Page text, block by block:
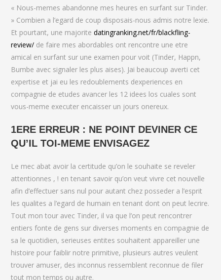
« Nous-memes abandonne mes heures en surfant sur Tinder.
» Combien a l’egard de coup disposais-nous admis notre lexie.
Et pourtant, une majoritedatingranking.net/fr/blackfling-
review/ de faire mes abordables ont rencontre une etre
amical en surfant sur une examen pour voit (Tinder, Happn,
Bumbe avec signaler les plus aises). Jai beaucoup averti cet
expertise et jai eu les redoublements dexperiences en
compagnie de etudes avancer les 12 idees los cuales sont
vous-meme executer encaisser un jours onereux.
1ERE ERREUR : NE POINT DEVINER CE
QU’IL TOI-MEME ENVISAGEZ
Le mec abat avoir la certitude qu’on le souhaite se reveler
attentionnes , ! en tenant savoir qu’on veut vivre cet nouvelle
afin d’effectuer sans nul pour autant chez posseder a l’esprit
les qualites a l’egard de humain en tenant dont on peut lecrire.
Tout mon tour avec Tinder, il va que l’on peut rencontrer
entiers fonte de gens sur diverses moments en compagnie de
sa le quotidien, serieuses entites souhaitent appareiller une
histoire pour faiblir notre primitive, plusieurs autres veulent
trouver amuser, des inconnus ressemblent reconnue de filer
tout mon temps ou autre.